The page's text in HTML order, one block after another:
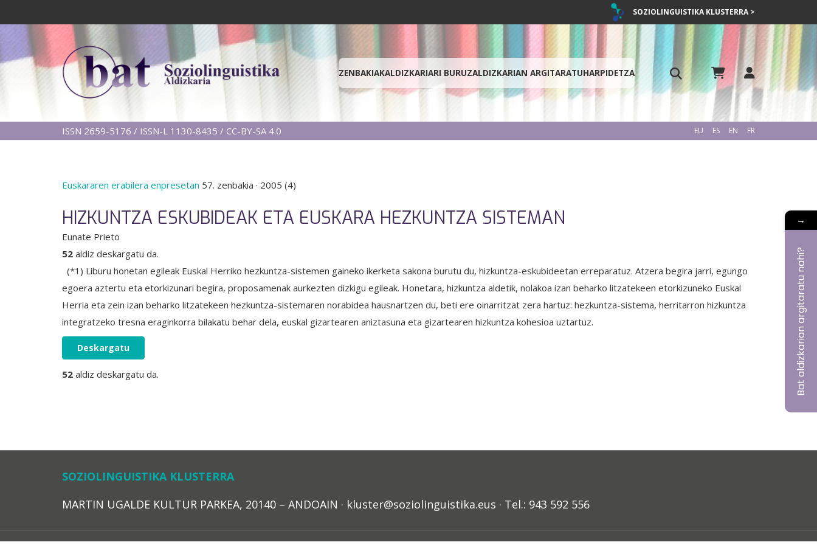
SOZIOLINGUISTIKA KLUSTERRA >
ZENBAKIAKALDIZKARIARI BURUZALDIZKARIAN ARGITARATUHARPIDETZA
ISSN 2659-5176 / ISSN-L 1130-8435 / CC-BY-SA 4.0 EU ES EN FR
Euskararen erabilera enpresetan 57. zenbakia · 2005 (4)
HIZKUNTZA ESKUBIDEAK ETA EUSKARA HEZKUNTZA SISTEMAN
Eunate Prieto
52 aldiz deskargatu da.
(*1) Liburu honetan egileak Euskal Herriko hezkuntza-sistemen gaineko ikerketa sakona burutu du, hizkuntza-eskubideetan erreparatuz. Atzera begira jarri, egungo
egoera aztertu eta etorkizunari begira, proposamenak aurkezten dizkigu egileak. Honetara, hizkuntza aldetik, nolakoa izan beharko litzatekeen etorkizuneko Euskal
Herria eta zein izan beharko litzatekeen hezkuntza-sistemaren norabidea hausnartzen du, beti ere oinarritzat zera hartuz: hezkuntza-sistema, herritarron hizkuntza
integratzeko tresna eraginkorra bilakatu behar dela, euskal gizartearen aniztasuna eta gizartearen hizkuntza kohesioa uztartuz.
Deskargatu
52 aldiz deskargatu da.
SOZIOLINGUISTIKA KLUSTERRA
MARTIN UGALDE KULTUR PARKEA, 20140 – ANDOAIN · kluster@soziolinguistika.eus · Tel.: 943 592 556
→
Bat aldizkarian argitaratu nahi?